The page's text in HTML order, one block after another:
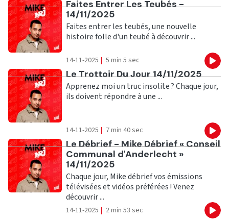
Ecouter
Faites Entrer Les Teubés -
14/11/2025
Faites entrer les teubés, une nouvelle
histoire folle d'un teubé à découvrir ...
14-11-2025 | 5 min 5 sec
Ecouter
Le Trottoir Du Jour 14/11/2025
Apprenez moi un truc insolite ? Chaque jour,
ils doivent répondre à une ...
14-11-2025 | 7 min 40 sec
Ecouter
Le Débrief - Mike Débrief « Conseil
Communal d'Anderlecht »
14/11/2025
Chaque jour, Mike débrief vos émissions
télévisées et vidéos préférées ! Venez
découvrir ...
14-11-2025 | 2 min 53 sec